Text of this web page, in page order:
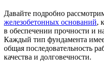
Давайте подробно
железобетонных оснований,
в обеспечении прочности и
Каждый тип фундамента
общая последовательность
качества и долговечности.